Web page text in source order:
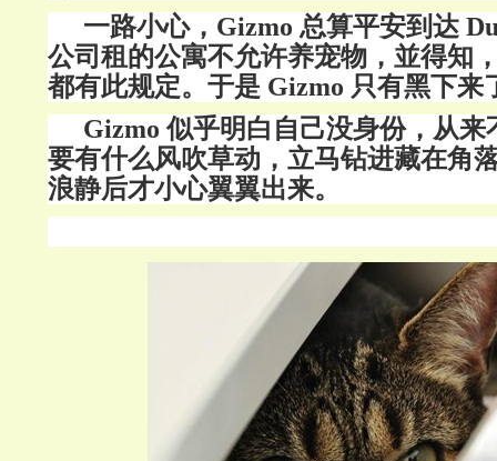
一路小心， Gizmo 总算平安到达
公司租的公寓不允许养宠物，並得知
都有此规定。于是 Gizmo 只有黑下来
Gizmo 似乎明白自己没身份，从来
要有什么风吹草动，立马钻进藏在角
浪静后才小心翼翼出来。